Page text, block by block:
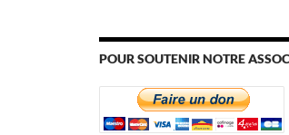
POUR SOUTENIR NOTRE